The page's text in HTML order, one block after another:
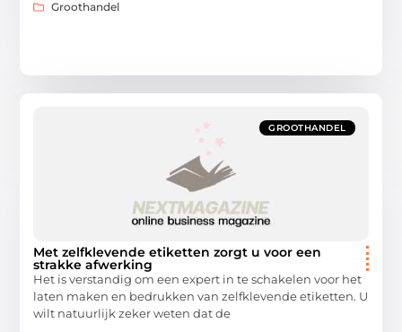
Groothandel
GROOTHANDEL
Met zelfklevende etiketten zorgt u voor een
strakke afwerking
Het is verstandig om een expert in te schakelen voor het
laten maken en bedrukken van zelfklevende etiketten. U
wilt natuurlijk zeker weten dat de